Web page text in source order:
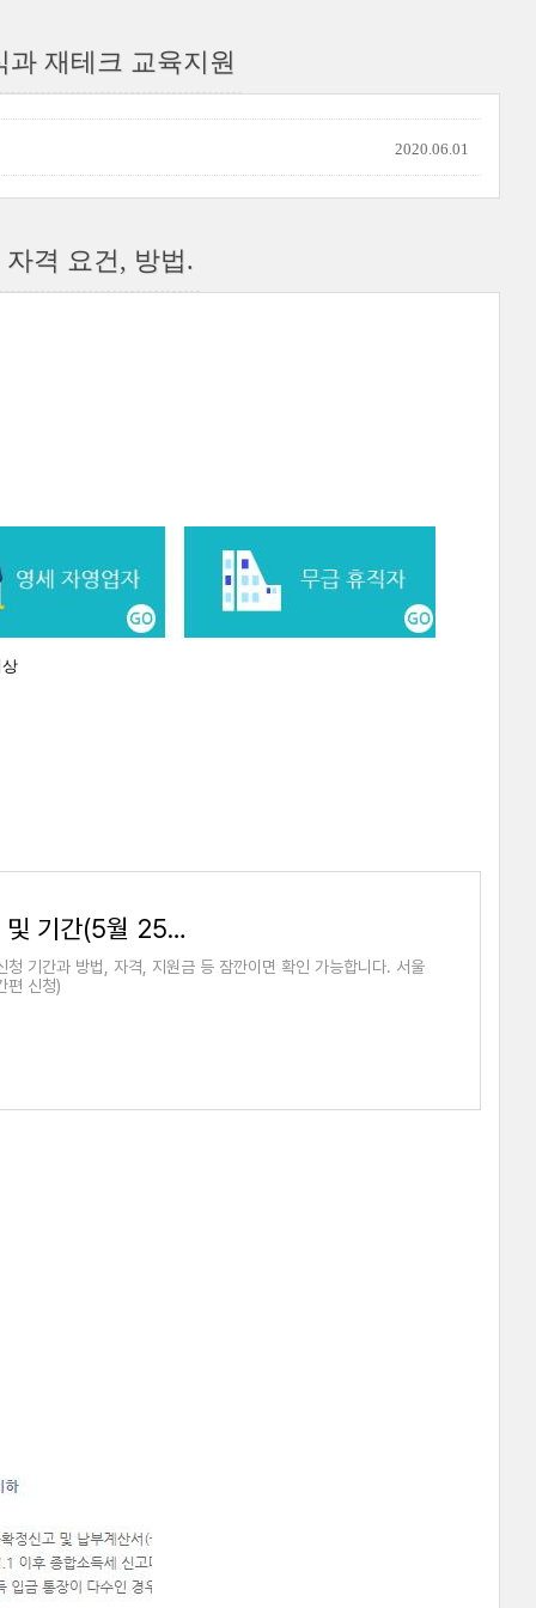
재테크 교육지원
2020.06.01
격 요건, 방법.
서울시 자영업자 생존자금 신청 방법 및 기간(5월 25일부터)
기간과 방법, 자격, 지원금 등 잠깐이면 확인 가능합니다. 서울
편 신청)